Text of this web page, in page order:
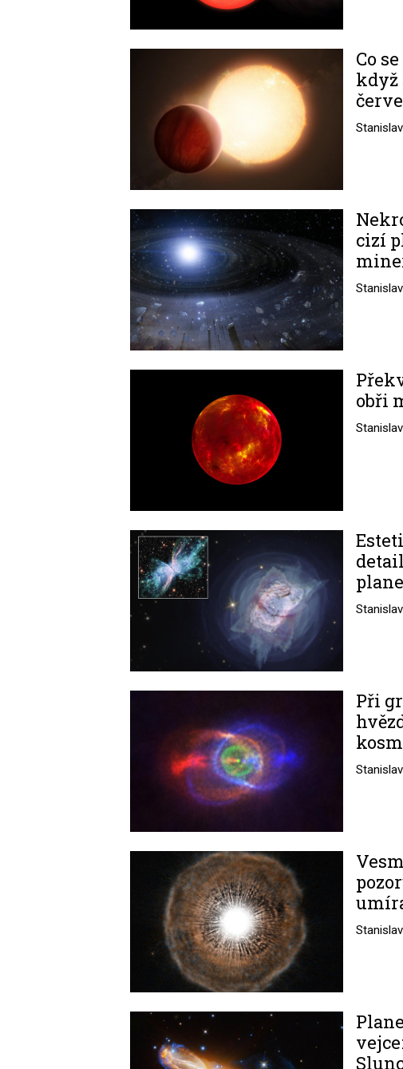
Co
když
Image
cizí
obři
Image
Při
Image